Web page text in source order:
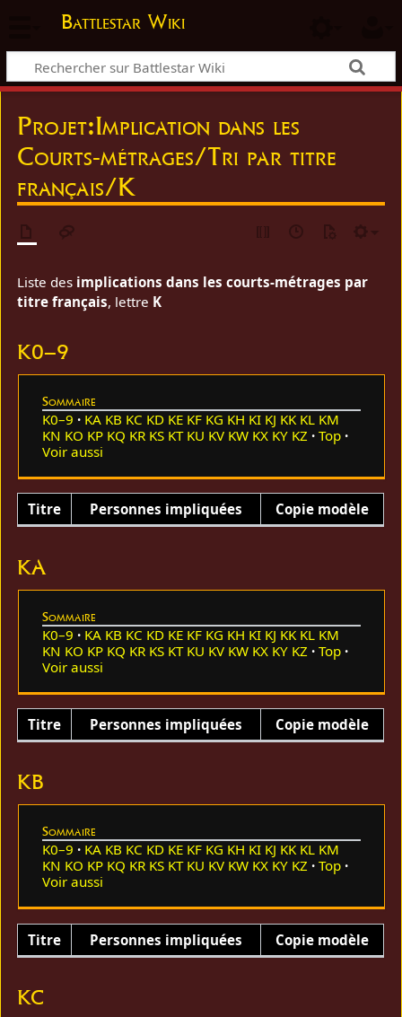
Battlestar Wiki
Projet:Implication dans les
Courts-métrages/Tri par titre
français/K
Liste des implications dans les courts-métrages par
titre français, lettre K
K0–9
Sommaire
K0–9 KA KB KC KD KE KF KG KH KI KJ KK KL KM
KN KO KP KQ KR KS KT KU KV KW KX KY KZ
Top
Voir aussi
Titre Personnes impliquées Copie modèle
KA
Sommaire
K0–9 KA KB KC KD KE KF KG KH KI KJ KK KL KM
KN KO KP KQ KR KS KT KU KV KW KX KY KZ
Top
Voir aussi
Titre Personnes impliquées Copie modèle
KB
Sommaire
K0–9 KA KB KC KD KE KF KG KH KI KJ KK KL KM
KN KO KP KQ KR KS KT KU KV KW KX KY KZ
Top
Voir aussi
Titre Personnes impliquées Copie modèle
KC